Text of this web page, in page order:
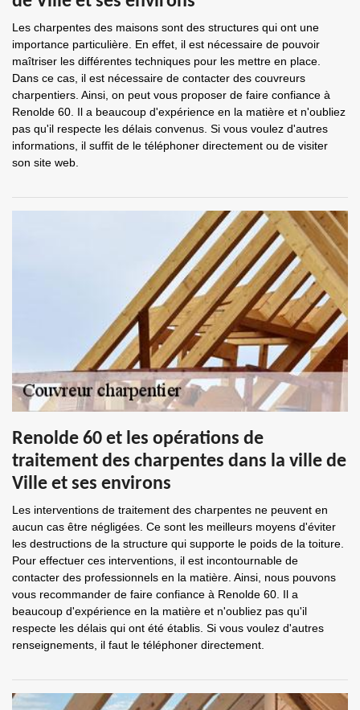
Les charpentes des maisons sont des structures qui ont une
importance particulière. En effet, il est nécessaire de pouvoir
maîtriser les différentes techniques pour les mettre en place.
Dans ce cas, il est nécessaire de contacter des couvreurs
charpentiers. Ainsi, on peut vous proposer de faire confiance à
Renolde 60. Il a beaucoup d'expérience en la matière et n'oubliez
pas qu'il respecte les délais convenus. Si vous voulez d'autres
informations, il suffit de le téléphoner directement ou de visiter
son site web.
Renolde 60 et les opérations de
traitement des charpentes dans la ville de
Ville et ses environs
Les interventions de traitement des charpentes ne peuvent en
aucun cas être négligées. Ce sont les meilleurs moyens d'éviter
les destructions de la structure qui supporte le poids de la toiture.
Pour effectuer ces interventions, il est incontournable de
contacter des professionnels en la matière. Ainsi, nous pouvons
vous recommander de faire confiance à Renolde 60. Il a
beaucoup d'expérience en la matière et n'oubliez pas qu'il
respecte les délais qui ont été établis. Si vous voulez d'autres
renseignements, il faut le téléphoner directement.